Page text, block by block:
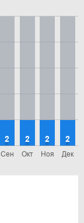
Сен
2
Окт
2
Ноя
2
Дек
2